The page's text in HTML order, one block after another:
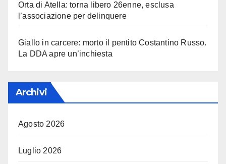
Orta di Atella: torna libero 26enne, esclusa
l’associazione per delinquere
Giallo in carcere: morto il pentito Costantino Russo.
La DDA apre un’inchiesta
Archivi
Agosto 2026
Luglio 2026